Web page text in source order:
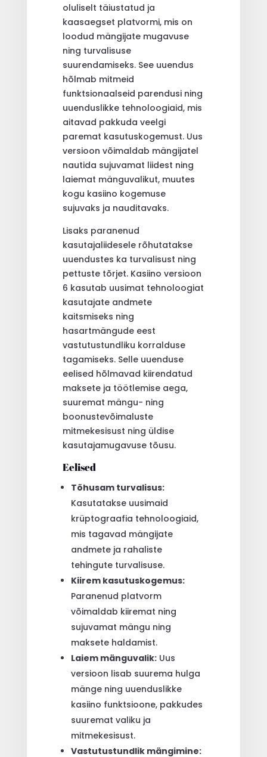
oluliselt täiustatud ja
kaasaegset platvormi, mis on
loodud mängijate mugavuse
ning turvalisuse
suurendamiseks. See uuendus
hõlmab mitmeid
funktsionaalseid parendusi ning
uuenduslikke tehnoloogiaid, mis
aitavad pakkuda veelgi
paremat kasutuskogemust. Uus
versioon võimaldab mängijatel
nautida sujuvamat liidest ning
laiemat mänguvalikut, muutes
kogu kasiino kogemuse
sujuvaks ja nauditavaks.
Lisaks paranenud
kasutajaliidesele rõhutatakse
uuendustes ka turvalisust ning
pettuste tõrjet. Kasiino versioon
6 kasutab uusimat tehnoloogiat
kasutajate andmete
kaitsmiseks ning
hasartmängude eest
vastutustundliku korralduse
tagamiseks. Selle uuenduse
eelised hõlmavad kiirendatud
maksete ja töötlemise aega,
suuremat mängu- ning
boonustevõimaluste
mitmekesisust ning üldise
kasutajamugavuse tõusu.
Eelised
Tõhusam turvalisus:
Kasutatakse uusimaid
krüptograafia tehnoloogiaid,
mis tagavad mängijate
andmete ja rahaliste
tehingute turvalisuse.
Kiirem kasutuskogemus:
Paranenud platvorm
võimaldab kiiremat ning
sujuvamat mängu ning
maksete haldamist.
Laiem mänguvalik:Uus
versioon lisab suurema hulga
mänge ning uuenduslikke
kasiino funktsioone, pakkudes
suuremat valiku ja
mitmekesisust.
Vastutustundlik mängimine: